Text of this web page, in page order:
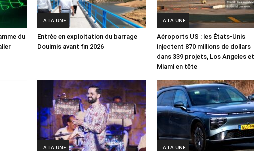
du
- A LA UNE
Entrée en exploitation du barrage
Douimis avant fin 2026
- A LA UNE
Aéroports US : les États-Unis
injectent 870 millions de dollars
dans 339 projets, Los Angeles et
Miami en tête
- A LA UNE - A LA UNE